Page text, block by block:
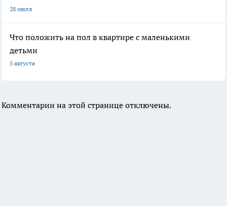
28 июля
Что положить на пол в квартире с маленькими
детьми
5 августа
Комментарии на этой странице отключены.